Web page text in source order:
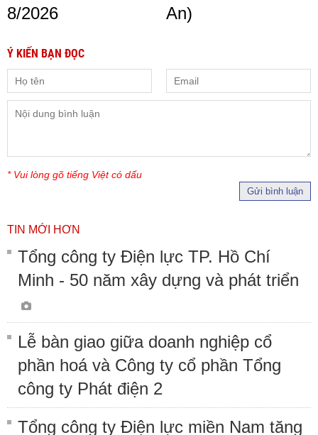
8/2026
An)
Ý KIẾN BẠN ĐỌC
* Vui lòng gõ tiếng Việt có dấu
Gửi bình luận
TIN MỚI HƠN
Tổng công ty Điện lực TP. Hồ Chí
Minh - 50 năm xây dựng và phát triển
Lễ bàn giao giữa doanh nghiệp cổ
phần hoá và Công ty cổ phần Tổng
công ty Phát điện 2
Tổng công ty Điện lực miền Nam tăng